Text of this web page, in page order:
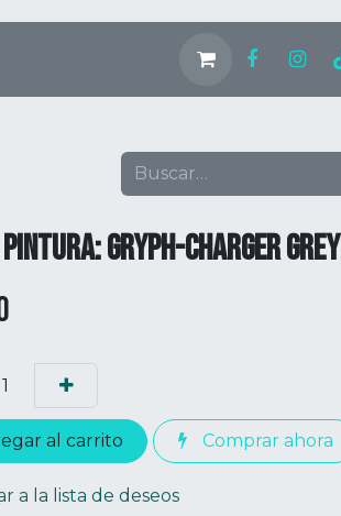
GRYPH-CHARGER GREY
al carrito Comprar ahora
a la lista de deseos